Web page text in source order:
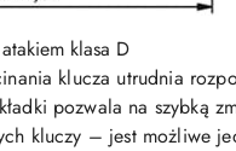
klasa D
klucza utrudnia
pozwala na szybką
kluczy – jest możliwe